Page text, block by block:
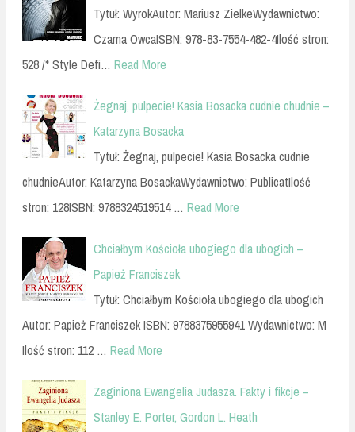
Tytuł: WyrokAutor: Mariusz ZielkeWydawnictwo:
Czarna OwcaISBN: 978-83-7554-482-4Ilość stron:
528 /* Style Defi… Read More
Żegnaj, pulpecie! Kasia Bosacka cudnie chudnie –
Katarzyna Bosacka
Tytuł: Żegnaj, pulpecie! Kasia Bosacka cudnie
chudnieAutor: Katarzyna BosackaWydawnictwo: PublicatIlość
stron: 128ISBN: 9788324519514 … Read More
Chciałbym Kościoła ubogiego dla ubogich –
Papież Franciszek
Tytuł: Chciałbym Kościoła ubogiego dla ubogich
Autor: Papież Franciszek ISBN: 9788375955941 Wydawnictwo: M
Ilość stron: 112 … Read More
Zaginiona Ewangelia Judasza. Fakty i fikcje –
Stanley E. Porter, Gordon L. Heath